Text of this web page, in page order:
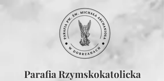
Parafia Rzymskokatolicka